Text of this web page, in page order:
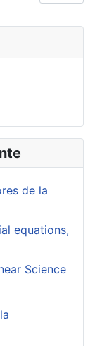
de la
equations,
Science